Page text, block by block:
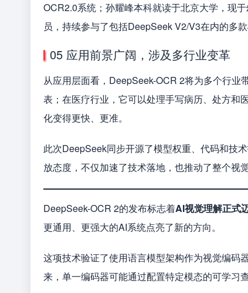
OCR2.0系统；孙耀峰本科就读于北京大学，现
员，持续参与了包括DeepSeek V2/V3在内的多款
05 应用前景广阔，涉及多行业变革
从应用层面看，DeepSeek-OCR 2将为多个行
表；在医疗行业，它可以处理手写病历、处方和
化变得更快、更准。
此次DeepSeek同步开源了模型权重、代码和技
放态度，不仅加速了技术落地，也推动了整个视
DeepSeek-OCR 2的发布标志着AI视觉理解正式
更通用、更强大的AI系统点亮了新的方向。
这项技术验证了使用语言模型架构作为视觉编码
来，单一编码器可能通过配置特定模态的可学习